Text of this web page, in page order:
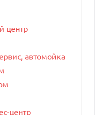
центр
автомойка
центр